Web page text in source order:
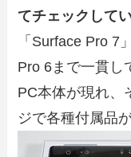
てチェックして
「Surface Pro 7
Pro 6まで一貫し
PC本体が現れ、
ジで各種付属品